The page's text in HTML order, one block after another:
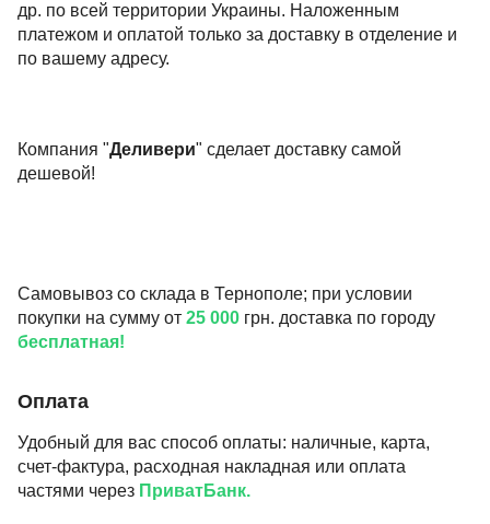
др. по всей территории Украины. Наложенным
платежом и оплатой только за доставку в отделение и
по вашему адресу.
Компания "Деливери" сделает доставку самой
дешевой!
Самовывоз со склада в Тернополе; при условии
покупки на сумму от 25 000 грн. доставка по городу
бесплатная!
Оплата
Удобный для вас способ оплаты: наличные, карта,
счет-фактура, расходная накладная или оплата
частями через ПриватБанк.